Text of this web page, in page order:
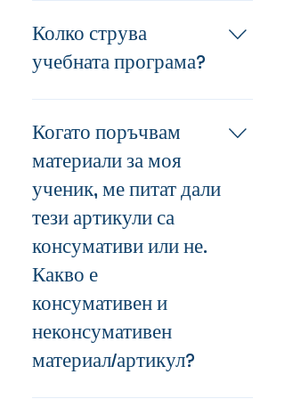
Не. Оставащите средства няма
да се прехвърлят към акаунта
на студента за следващата
година.
Колко струва
учебната програма?
След като се регистрирате, по
имейл ще бъде изпратена
връзка, която ви предоставя
списък с наличните учебни
програми и техните различни
цени.
Когато поръчвам
материали за моя
ученик, ме питат дали
тези артикули са
консумативи или не.
Какво е
консумативен и
неконсумативен
материал/артикул?